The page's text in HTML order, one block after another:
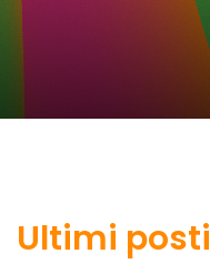
Ultimi posti